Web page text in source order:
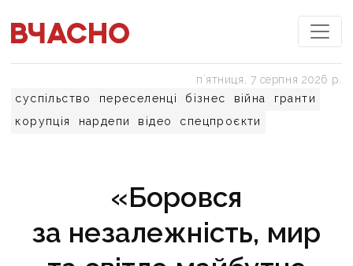
суспільство переселенці бізнес війна
гранти
корупція
нардепи відео спецпроєкти
пʼятниця, 7 серпня 2026 р.
«Боровся
за незалежність, мир